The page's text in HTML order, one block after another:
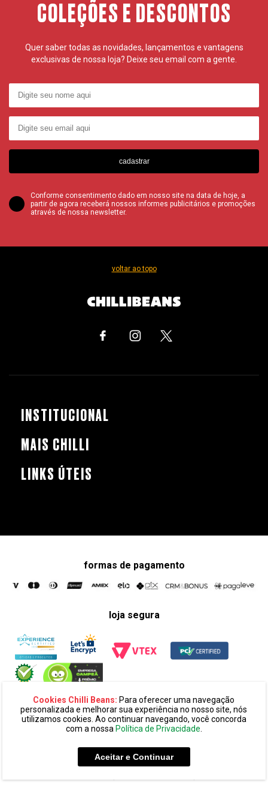
Cookies Chilli Beans: Para oferecer uma navegação
personalizada e melhorar sua experiência no nosso site, nós
utilizamos cookies. Ao continuar navegando, você concorda
com a nossa Política de Privacidade.
Aceitar e Continuar
COLEÇÕES E DESCONTOS
Quer saber todas as novidades, lançamentos e vantagens
exclusivas de nossa loja? Deixe seu email com a gente.
cadastrar
Conforme consentimento dado em nosso site na data de hoje, a
partir de agora receberá nossos informes publicitários e promoções
através de nossa newsletter.
voltar ao topo
INSTITUCIONAL
MAIS CHILLI
LINKS ÚTEIS
formas de pagamento
loja segura
ltda. cnpj: 14.439.371/0002-60
alameda amazonas, 594, terreo mezanino, alphaville